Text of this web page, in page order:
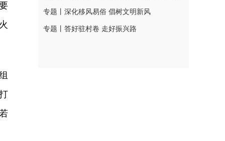
专题丨深化移风易俗 倡树文明新风
专题丨答好驻村卷 走好振兴路